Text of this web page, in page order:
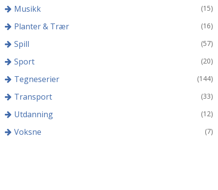
Musikk (15)
Planter & Trær (16)
Spill (57)
Sport (20)
Tegneserier (144)
Transport (33)
Utdanning (12)
Voksne (7)